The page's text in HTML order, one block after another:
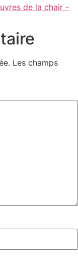
de la chair -
Les champs